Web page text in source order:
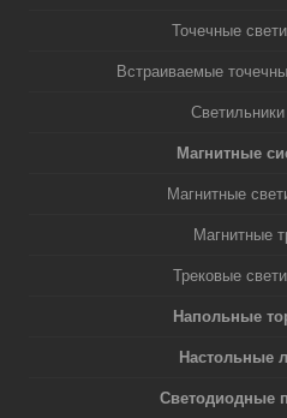
Точечные
Встраиваемые
Магнитные
Магнитные
Магнитные
Трековые
Напольные
Настольные
Светодиодные